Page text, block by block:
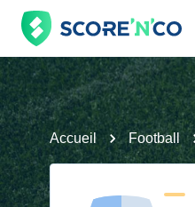
Accueil Football